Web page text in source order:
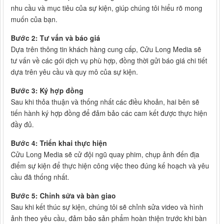
nhu cầu và mục tiêu của sự kiện, giúp chúng tôi hiểu rõ mong
muốn của bạn.
Bước 2: Tư vấn và báo giá
Dựa trên thông tin khách hàng cung cấp, Cửu Long Media sẽ
tư vấn về các gói dịch vụ phù hợp, đồng thời gửi báo giá chi tiết
dựa trên yêu cầu và quy mô của sự kiện.
Bước 3: Ký hợp đồng
Sau khi thỏa thuận và thống nhất các điều khoản, hai bên sẽ
tiến hành ký hợp đồng để đảm bảo các cam kết được thực hiện
đầy đủ.
Bước 4: Triển khai thực hiện
Cửu Long Media sẽ cử đội ngũ quay phim, chụp ảnh đến địa
điểm sự kiện để thực hiện công việc theo đúng kế hoạch và yêu
cầu đã thống nhất.
Bước 5: Chỉnh sửa và bàn giao
Sau khi kết thúc sự kiện, chúng tôi sẽ chỉnh sửa video và hình
ảnh theo yêu cầu, đảm bảo sản phẩm hoàn thiện trước khi bàn